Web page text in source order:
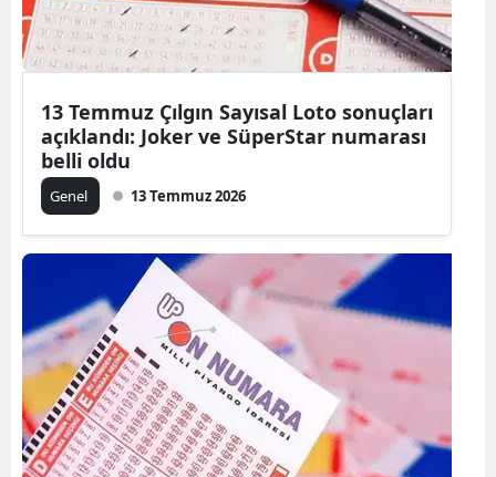
13 Temmuz Çılgın Sayısal Loto sonuçları
açıklandı: Joker ve SüperStar numarası
belli oldu
Genel 13 Temmuz 2026